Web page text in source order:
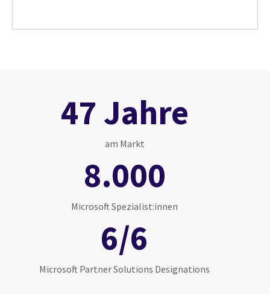
47 Jahre
am Markt
8.000
Microsoft Spezialist:innen
6/6
Microsoft Partner Solutions Designations